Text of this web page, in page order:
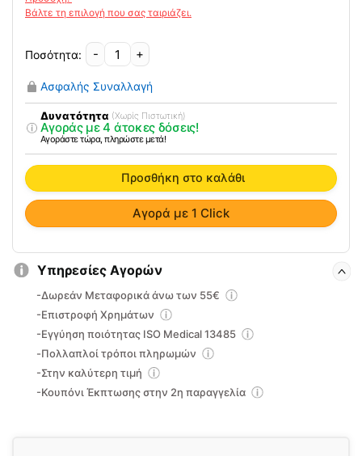
Αγορά με 1 Click
-
Επαγγελματικά
Σαμπό
Emanuele
AWP
ποσότητα
+
Ασφαλής Συναλλαγή
Δυνατότητα (Χωρίς Πιστωτική)
Αγοράς με 4 άτοκες δόσεις!
Αγοράστε τώρα, πληρώστε μετά!
Προσθήκη στο καλάθι
Υπηρεσίες Αγορών
-Δωρεάν Μεταφορικά άνω των 55€
-Επιστροφή Χρημάτων
-Εγγύηση ποιότητας ISO Medical 13485
-Πολλαπλοί τρόποι πληρωμών
-Στην καλύτερη τιμή
-Κουπόνι Έκπτωσης στην 2η παραγγελία